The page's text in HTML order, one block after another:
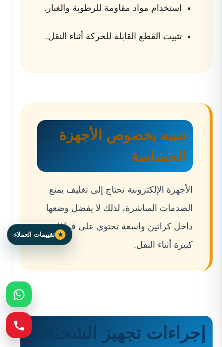
استخدام مواد مقاومة للرطوبة والغبار.
تثبيت القطع القابلة للحركة أثناء النقل.
تنبيه بخصوص الأجهزة
الحساسة
الأجهزة الإلكترونية تحتاج إلى تغليف يمنع
الصدمات المباشرة، لذلك لا يفضل وضعها
داخل كراتين واسعة تحتوي على فراغات
كبيرة أثناء النقل.
إجراءات تجهيز الشحنات
تقييمات العملاء